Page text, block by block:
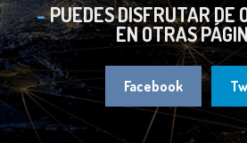
PUEDES DISFRUTAR DE
EN OTRAS
Facebook